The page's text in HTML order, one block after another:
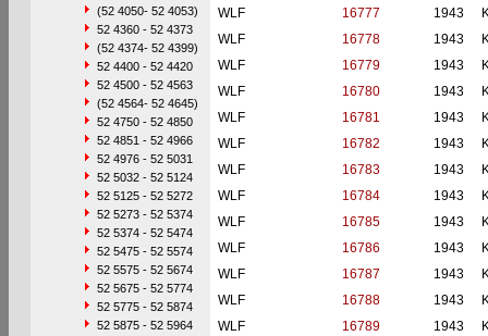
(52 4050- 52 4053)
52 4360 - 52 4373
(52 4374- 52 4399)
52 4400 - 52 4420
52 4500 - 52 4563
(52 4564- 52 4645)
52 4750 - 52 4850
52 4851 - 52 4966
52 4976 - 52 5031
52 5032 - 52 5124
52 5125 - 52 5272
52 5273 - 52 5374
52 5374 - 52 5474
52 5475 - 52 5574
52 5575 - 52 5674
52 5675 - 52 5774
52 5775 - 52 5874
52 5875 - 52 5964
WLF
16777 1943
WLF
16778 1943
WLF
16779 1943
WLF
16780 1943
WLF
16781 1943
WLF
16782 1943
WLF
16783 1943
WLF
16784 1943
WLF
16785 1943
WLF
16786 1943
WLF
16787 1943
WLF
16788 1943
WLF
16789 1943